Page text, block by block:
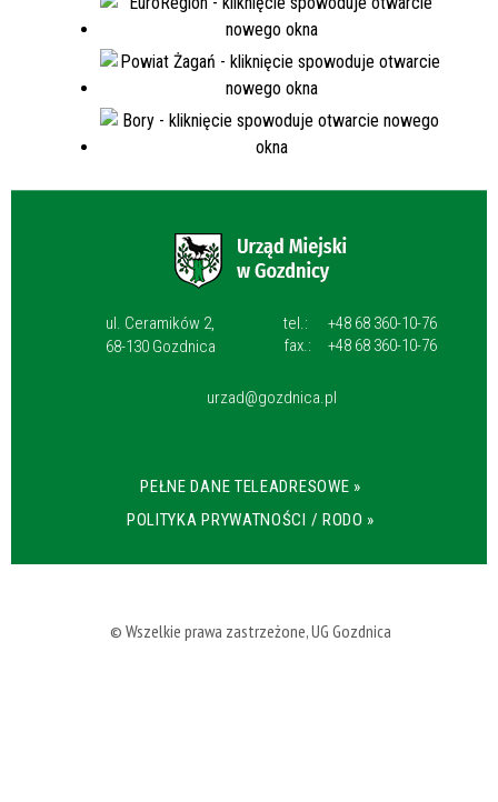
ul. Ceramików 2,
68-130 Gozdnica
tel.:
+48 68 360-10-76
fax.:
+48 68 360-10-76
urzad@gozdnica.pl
PEŁNE DANE TELEADRESOWE »
POLITYKA PRYWATNOŚCI / RODO »
© Wszelkie prawa zastrzeżone, UG Gozdnica